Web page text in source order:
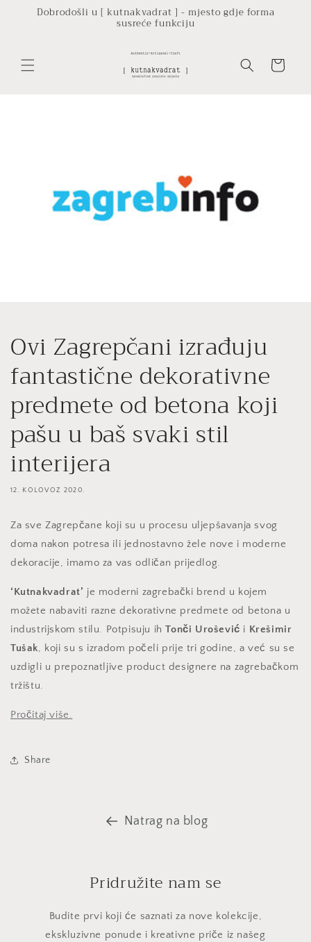
Dobrodošli u [ kutnakvadrat ] - mjesto gdje forma
susreće funkciju
Košarica
Ovi Zagrepčani izrađuju
fantastične dekorativne
predmete od betona koji
pašu u baš svaki stil
interijera
12. KOLOVOZ 2020.
Za sve Zagrepčane koji su u procesu uljepšavanja svog
doma nakon potresa ili jednostavno žele nove i moderne
dekoracije, imamo za vas odličan prijedlog.
‘Kutnakvadrat’ je moderni zagrebački brend u kojem
možete nabaviti razne dekorativne predmete od betona u
industrijskom stilu. Potpisuju ih Tonči Urošević i Krešimir
Tušak, koji su s izradom počeli prije tri godine, a već su se
uzdigli u prepoznatljive product designere na zagrebačkom
tržištu.
Pročitaj više.
Share
Natrag na blog
Pridružite nam se
Budite prvi koji će saznati za nove kolekcije,
ekskluzivne ponude i kreativne priče iz našeg